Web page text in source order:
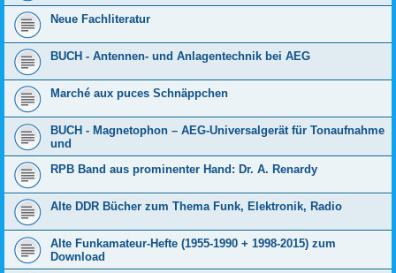
Neue Fachliteratur
BUCH - Antennen- und Anlagentechnik bei AEG
Marché aux puces Schnäppchen
BUCH - Magnetophon – AEG-Universalgerät für Tonaufnahme
und
RPB Band aus prominenter Hand: Dr. A. Renardy
Alte DDR Bücher zum Thema Funk, Elektronik, Radio
Alte Funkamateur-Hefte (1955-1990 + 1998-2015) zum
Download